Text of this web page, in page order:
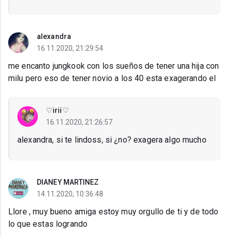
alexandra
16.11.2020, 21:29:54
me encanto jungkook con los sueños de tener una hija con
milu pero eso de tener novio a los 40 esta exagerando el
♡irii♡
16.11.2020, 21:26:57
alexandra, si te lindoss, si ¿no? exagera algo mucho
DIANEY MARTINEZ
14.11.2020, 10:36:48
Llore , muy bueno amiga estoy muy orgullo de ti y de todo
lo que estas logrando